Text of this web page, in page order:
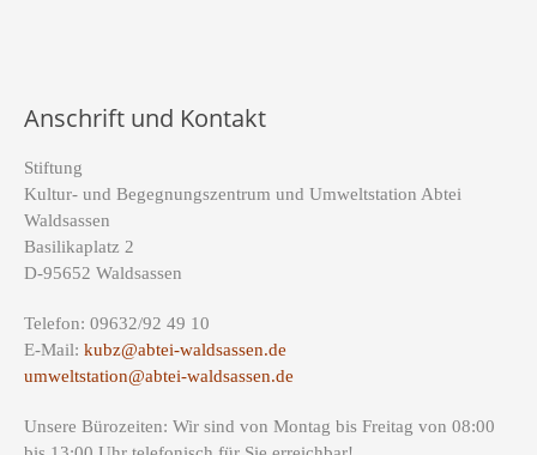
Anschrift und Kontakt
Stiftung
Kultur- und Begegnungszentrum und Umweltstation Abtei
Waldsassen
Basilikaplatz 2
D-95652 Waldsassen
Telefon: 09632/92 49 10
E-Mail: kubz@abtei-waldsassen.de
umweltstation@abtei-waldsassen.de
Unsere Bürozeiten: Wir sind von Montag bis Freitag von 08:00